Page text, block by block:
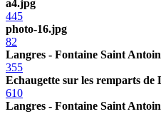
a4.jpg
445
photo-16.jpg
82
Langres - Fontaine Saint
355
Echaugette sur les remparts de
610
Langres - Fontaine Saint